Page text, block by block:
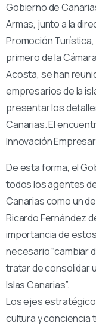
Gobierno de
Armas, junto a la
Promoción
primero de la
Acosta, se han
empresarios de la
presentar los
Canarias. El
Innovación
De esta forma, el
todos los agentes
Canarias como un
Ricardo Fernández
importancia de
necesario “cambiar
tratar de consolidar
Islas Canarias”.
Los ejes
cultura y conciencia